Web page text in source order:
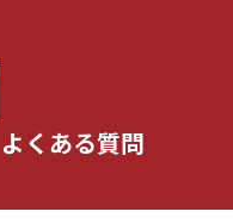
くある質問